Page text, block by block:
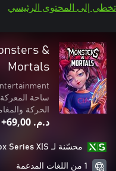
تخطي إلى المحتوى الرئيسي
&
Mortals
ساحة المعركة
الحركة
د.م.‏ 69,00+
محسّنة لـ Xbox Series X|S
1 من اللغات المدعمة